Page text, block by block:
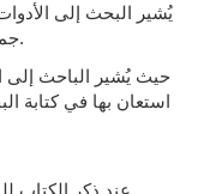
يُشير البحث إلى
جمع المعلومات والبيانات.
حيث يُشير الباحث إلى
استعان بها في كتابة